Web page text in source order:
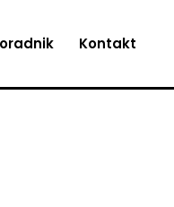
Kontakt